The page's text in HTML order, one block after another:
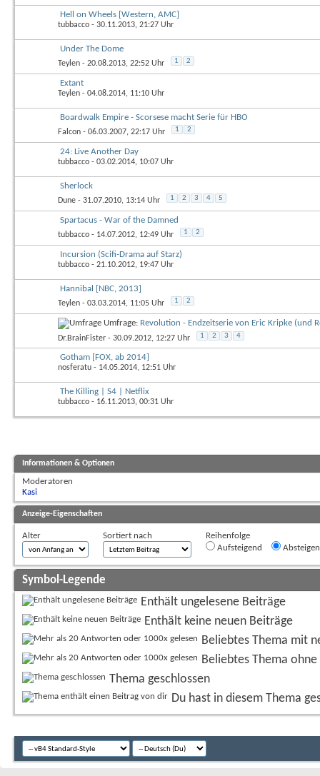
Hell on Wheels [Western, AMC]
tubbacco - 30.11.2013, 21:27 Uhr
Under The Dome
Teylen - 20.08.2013, 22:52 Uhr 1 2
Extant
Teylen - 04.08.2014, 11:10 Uhr
Boardwalk Empire - Scorsese macht Serie für HBO
Falcon - 06.03.2007, 22:17 Uhr 1 2
24: Live Another Day
tubbacco - 03.02.2014, 10:07 Uhr
Sherlock
Dune - 31.07.2010, 13:14 Uhr 1 2 3 4 5
Spartacus - War of the Damned
tubbacco - 14.07.2012, 12:49 Uhr 1 2
Incursion (Scifi-Drama auf Starz)
tubbacco - 21.10.2012, 19:47 Uhr
Hannibal [NBC, 2013]
Teylen - 03.03.2014, 11:05 Uhr 1 2
Umfrage: Revolution - Endzeitserie von Eric Kripke (und
Dr.BrainFister - 30.09.2012, 12:27 Uhr 1 2 3 4
Gotham [FOX, ab 2014]
nosferatu - 14.05.2014, 12:51 Uhr
The Killing | S4 | Netflix
tubbacco - 16.11.2013, 00:31 Uhr
Informationen & Optionen
Moderatoren
Kasi
Anzeige-Eigenschaften
Alter Sortiert nach
Reihenfolge
Aufsteigend
Symbol-Legende
Enthält ungelesene Beiträge
Enthält keine neuen Beiträge
Beliebtes Thema mit
Beliebtes Thema
Thema geschlossen
Du hast in diesem Thema